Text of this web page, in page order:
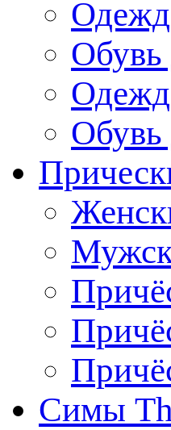
Обувь
Обувь
Симы